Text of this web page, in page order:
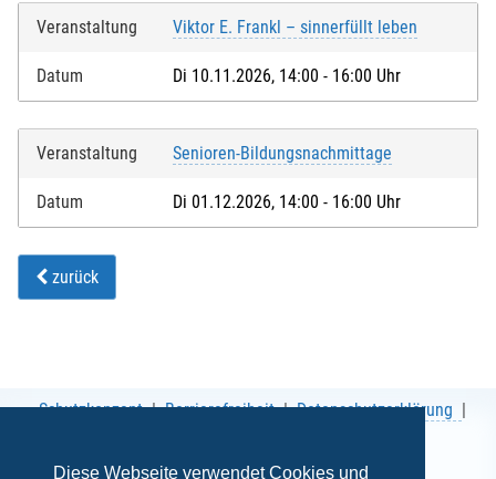
Diese Webseite verwendet Cookies und
Veranstaltung Viktor E. Frankl – sinnerfüllt leben
Datum Di 10.11.2026, 14:00 - 16:00 Uhr
Veranstaltung Senioren-Bildungsnachmittage
Datum Di 01.12.2026, 14:00 - 16:00 Uhr
zurück
Schutzkonzept Barrierefreiheit
Datenschutzerklärung